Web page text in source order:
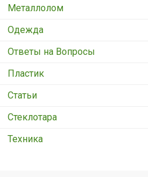
Металлолом
Одежда
Ответы на Вопросы
Пластик
Статьи
Стеклотара
Техника